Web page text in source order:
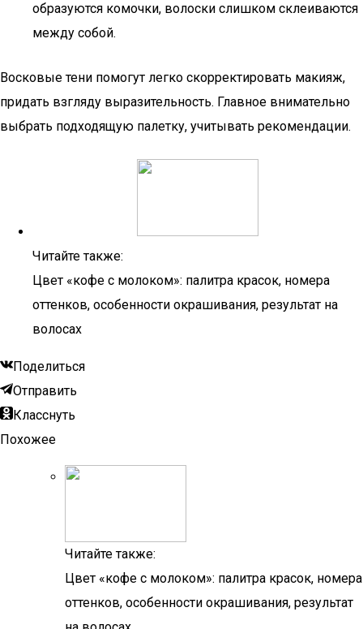
образуются комочки, волоски слишком склеиваются
между собой.
Восковые тени помогут легко скорректировать макияж,
придать взгляду выразительность. Главное внимательно
выбрать подходящую палетку, учитывать рекомендации.
Читайте также:
Цвет «кофе с молоком»: палитра красок, номера
оттенков, особенности окрашивания, результат на
волосах
Поделиться
Отправить
Класснуть
Похожее
Читайте также:
Цвет «кофе с молоком»: палитра красок, номера
оттенков, особенности окрашивания, результат